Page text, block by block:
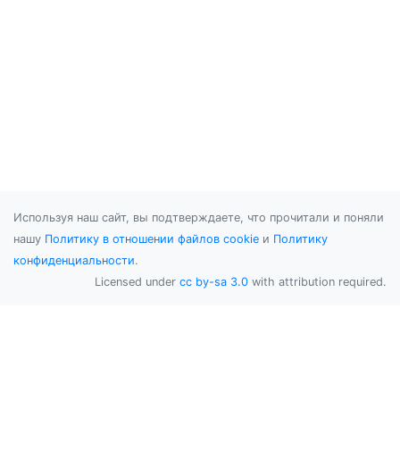
Используя наш сайт, вы подтверждаете, что прочитали и поняли
нашу Политику в отношении файлов cookie и Политику
конфиденциальности.
Licensed under cc by-sa 3.0 with attribution required.